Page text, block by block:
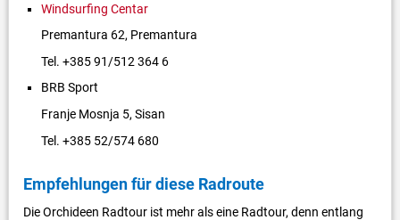
Windsurfing Centar
Premantura 62, Premantura
Tel. +385 91/512 364 6
BRB Sport
Franje Mosnja 5, Sisan
Tel. +385 52/574 680
Empfehlungen für diese Radroute
Die Orchideen Radtour ist mehr als eine Radtour, denn entlang